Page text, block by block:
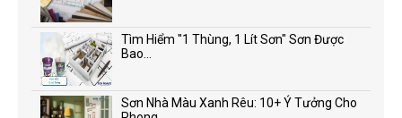
Tìm Hiểm "1 Thùng, 1 Lít Sơn" Sơn Được
Bao...
Sơn Nhà Màu Xanh Rêu: 10+ Ý Tưởng Cho